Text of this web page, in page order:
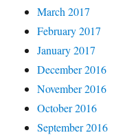
March 2017
February 2017
January 2017
December 2016
November 2016
October 2016
September 2016